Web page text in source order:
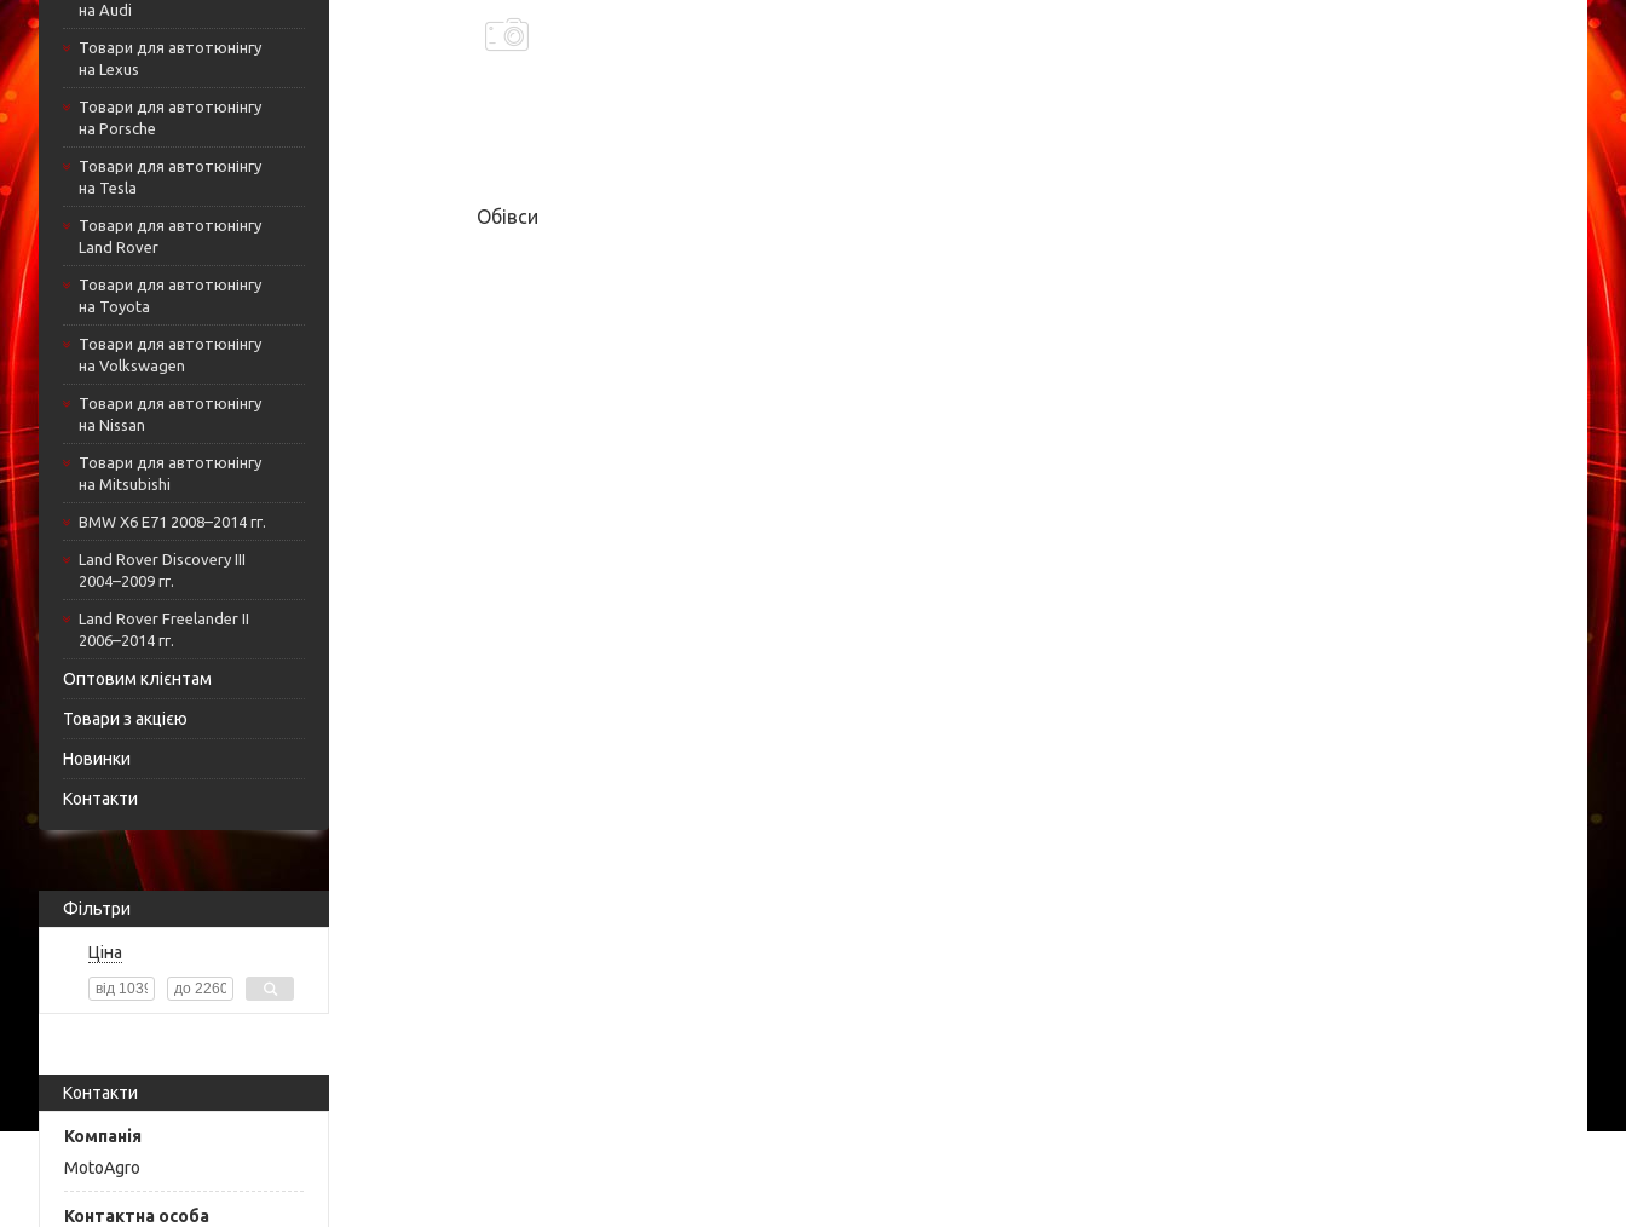
на Audi
Товари для автотюнінгу
на Lexus
Товари для автотюнінгу
на Porsche
Товари для автотюнінгу
на Tesla
Товари для автотюнінгу
Land Rover
Товари для автотюнінгу
на Toyota
Товари для автотюнінгу
на Volkswagen
Товари для автотюнінгу
на Nissan
Товари для автотюнінгу
на Mitsubishi
BMW X6 E71 2008–2014 гг.
Land Rover Discovery III
2004–2009 гг.
Land Rover Freelander II
2006–2014 гг.
Оптовим клієнтам
Товари з акцією
Новинки
Контакти
Фільтри
Ціна
Контакти
MotoAgro
Обівси